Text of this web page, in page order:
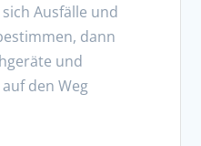
Ausfälle und
dann
und
den Weg